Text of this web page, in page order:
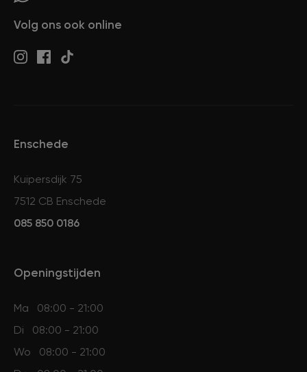
Volg ons ook online
Enschede
Kuipersdijk 75
7512 CB Enschede
085 850 0186
Openingstijden
Ma
08:00 - 21:00
Di
08:00 - 21:00
Wo
08:00 - 21:00